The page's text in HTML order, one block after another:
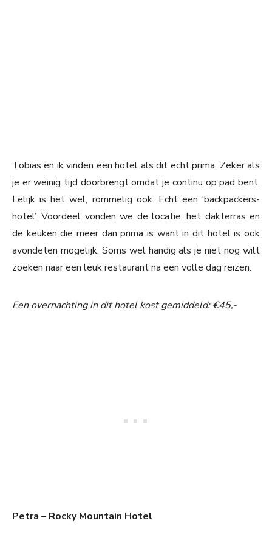
Tobias en ik vinden een hotel als dit echt prima. Zeker als
je er weinig tijd doorbrengt omdat je continu op pad bent.
Lelijk is het wel, rommelig ook. Echt een ‘backpackers-
hotel’. Voordeel vonden we de locatie, het dakterras en
de keuken die meer dan prima is want in dit hotel is ook
avondeten mogelijk. Soms wel handig als je niet nog wilt
zoeken naar een leuk restaurant na een volle dag reizen.
Een overnachting in dit hotel kost gemiddeld: €45,-
Petra – Rocky Mountain Hotel